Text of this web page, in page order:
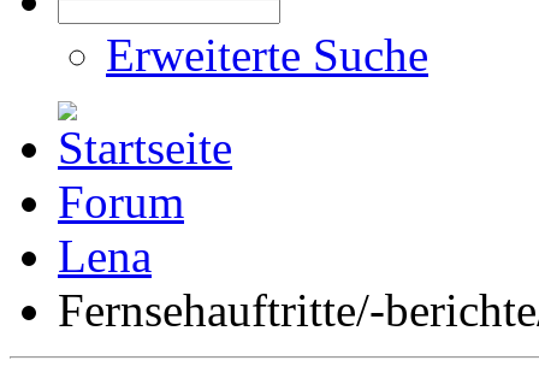
Erweiterte Suche
Forum
Lena
Fernsehauftritte/-